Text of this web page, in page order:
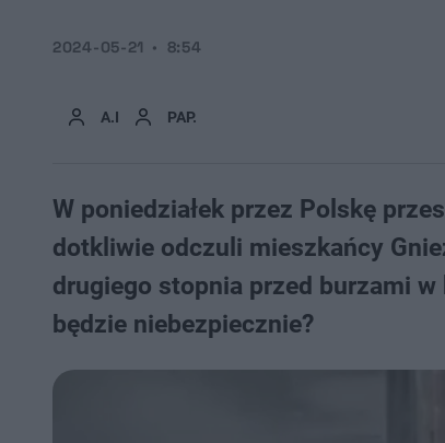
A.I PAP.
2024-05-21 8:54
W poniedziałek przez Polskę
dotkliwie odczuli mieszkańcy
drugiego stopnia przed burzami
będzie niebezpiecznie?